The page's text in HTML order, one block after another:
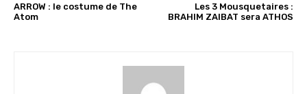
ARROW : le costume de The
Atom
Les 3 Mousquetaires :
BRAHIM ZAIBAT sera ATHOS